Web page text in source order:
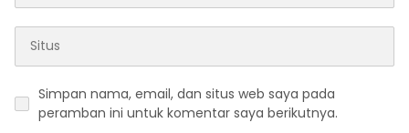
Simpan nama, email, dan situs web saya pada
peramban ini untuk komentar saya berikutnya.